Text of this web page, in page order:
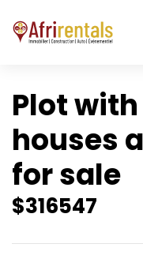
Plot
houses
for sale
$316547